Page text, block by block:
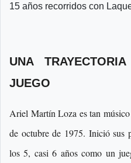
15 años recorridos con
UNA
JUEGO
Ariel Martín Loza es tan
de octubre de 1975. Inició sus
los 5, casi 6 años como un